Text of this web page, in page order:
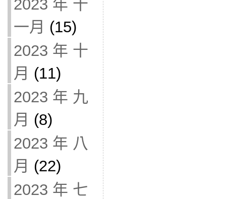
2023 年 十
一月 (15)
2023 年 十
月 (11)
2023 年 九
月 (8)
2023 年 八
月 (22)
2023 年 七